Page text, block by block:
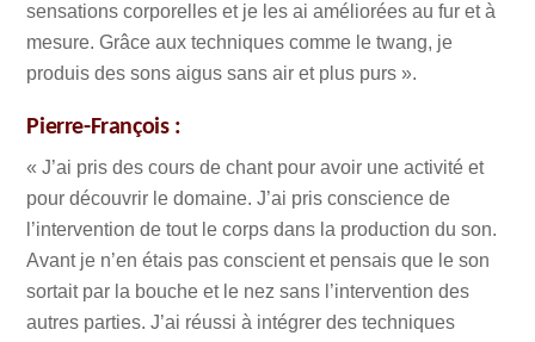
sensations corporelles et je les ai améliorées au fur et à
mesure. Grâce aux techniques comme le twang, je
produis des sons aigus sans air et plus purs ».
Pierre-François :
« J’ai pris des cours de chant pour avoir une activité et
pour découvrir le domaine. J’ai pris conscience de
l’intervention de tout le corps dans la production du son.
Avant je n’en étais pas conscient et pensais que le son
sortait par la bouche et le nez sans l’intervention des
autres parties. J’ai réussi à intégrer des techniques